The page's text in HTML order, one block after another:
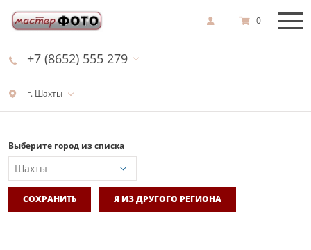
г. Шахты
+7 (8652) 555 279
0
Выберите город из списка
СОХРАНИТЬ Я ИЗ ДРУГОГО РЕГИОНА